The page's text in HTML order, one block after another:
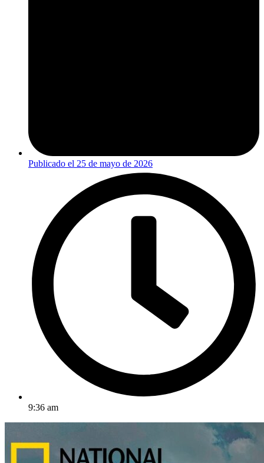
Publicado el 25 de mayo de 2026
9:36 am